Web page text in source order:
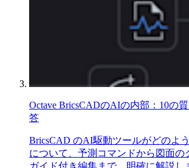
Octave BricsCADのAIの内部：10の
答
BricsCAD のAI駆動ツールがどのよ
について、予測コマンドから図面の